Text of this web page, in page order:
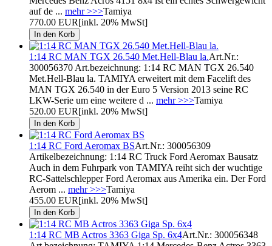
auf de ... mehr >>>Tamiya
770.00 EUR[inkl. 20% MwSt]
1:14 RC MAN TGX 26.540 Met.Hell-Blau la.Art.Nr.:
300056370 Art.bezeichnung: 1:14 RC MAN TGX 26.540
Met.Hell-Blau la. TAMIYA erweitert mit dem Facelift des
MAN TGX 26.540 in der Euro 5 Version 2013 seine RC
LKW-Serie um eine weitere d ... mehr >>>Tamiya
520.00 EUR[inkl. 20% MwSt]
1:14 RC Ford Aeromax BSArt.Nr.: 300056309
Artikelbezeichnung: 1:14 RC Truck Ford Aeromax Bausatz
Auch in dem Fuhrpark von TAMIYA reiht sich der wuchtige
RC-Sattelschlepper Ford Aeromax aus Amerika ein. Der Ford
Aerom ... mehr >>>Tamiya
455.00 EUR[inkl. 20% MwSt]
1:14 RC MB Actros 3363 Giga Sp. 6x4Art.Nr.: 300056348